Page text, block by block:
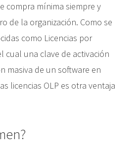
compra mínima siempre y
de la organización. Como se
como Licencias por
cual una clave de activación
masiva de un software en
licencias OLP es otra ventaja